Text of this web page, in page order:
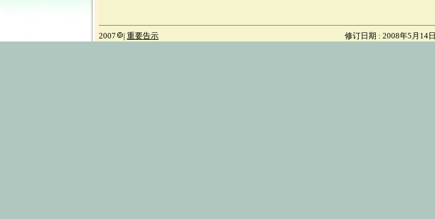
2007 | 重要告示 修订日期 : 2008年5月14日